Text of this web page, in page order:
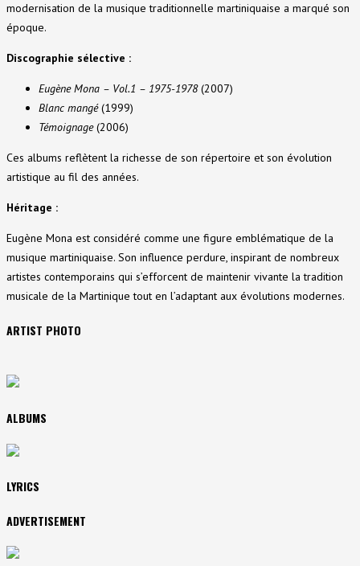
modernisation de la musique traditionnelle martiniquaise a marqué son
époque.
Discographie sélective :
Eugène Mona – Vol.1 – 1975-1978(2007)
Blanc mangé(1999)
Témoignage(2006)
Ces albums reflètent la richesse de son répertoire et son évolution
artistique au fil des années.
Héritage :
Eugène Mona est considéré comme une figure emblématique de la
musique martiniquaise. Son influence perdure, inspirant de nombreux
artistes contemporains qui s’efforcent de maintenir vivante la tradition
musicale de la Martinique tout en l’adaptant aux évolutions modernes.
ARTIST PHOTO
ALBUMS
LYRICS
ADVERTISEMENT